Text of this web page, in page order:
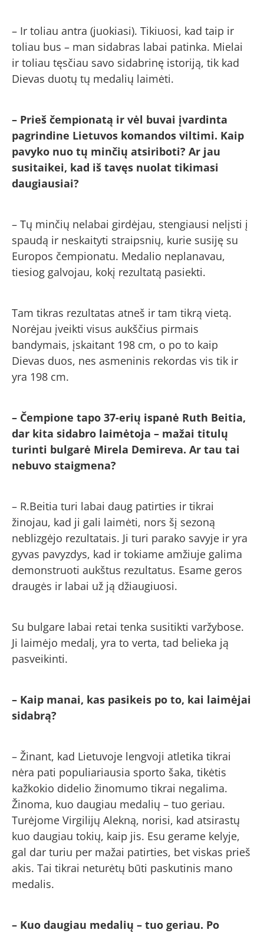
– Ir toliau antra (juokiasi). Tikiuosi, kad taip ir
toliau bus – man sidabras labai patinka. Mielai
ir toliau tęsčiau savo sidabrinę istoriją, tik kad
Dievas duotų tų medalių laimėti.
– Prieš čempionatą ir vėl buvai įvardinta
pagrindine Lietuvos komandos viltimi. Kaip
pavyko nuo tų minčių atsiriboti? Ar jau
susitaikei, kad iš tavęs nuolat tikimasi
daugiausiai?
– Tų minčių nelabai girdėjau, stengiausi nelįsti į
spaudą ir neskaityti straipsnių, kurie susiję su
Europos čempionatu. Medalio neplanavau,
tiesiog galvojau, kokį rezultatą pasiekti.
Tam tikras rezultatas atneš ir tam tikrą vietą.
Norėjau įveikti visus aukščius pirmais
bandymais, įskaitant 198 cm, o po to kaip
Dievas duos, nes asmeninis rekordas vis tik ir
yra 198 cm.
– Čempione tapo 37-erių ispanė Ruth Beitia,
dar kita sidabro laimėtoja – mažai titulų
turinti bulgarė Mirela Demireva. Ar tau tai
nebuvo staigmena?
– R.Beitia turi labai daug patirties ir tikrai
žinojau, kad ji gali laimėti, nors šį sezoną
neblizgėjo rezultatais. Ji turi parako savyje ir yra
gyvas pavyzdys, kad ir tokiame amžiuje galima
demonstruoti aukštus rezultatus. Esame geros
draugės ir labai už ją džiaugiuosi.
Su bulgare labai retai tenka susitikti varžybose.
Ji laimėjo medalį, yra to verta, tad belieka ją
pasveikinti.
– Kaip manai, kas pasikeis po to, kai laimėjai
sidabrą?
– Žinant, kad Lietuvoje lengvoji atletika tikrai
nėra pati populiariausia sporto šaka, tikėtis
kažkokio didelio žinomumo tikrai negalima.
Žinoma, kuo daugiau medalių – tuo geriau.
Turėjome Virgilijų Alekną, norisi, kad atsirastų
kuo daugiau tokių, kaip jis. Esu gerame kelyje,
gal dar turiu per mažai patirties, bet viskas prieš
akis. Tai tikrai neturėtų būti paskutinis mano
medalis.
– Kuo daugiau medalių – tuo geriau. Po